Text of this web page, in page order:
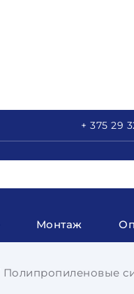
+ 375 29
Монтаж
Полипропиленовые